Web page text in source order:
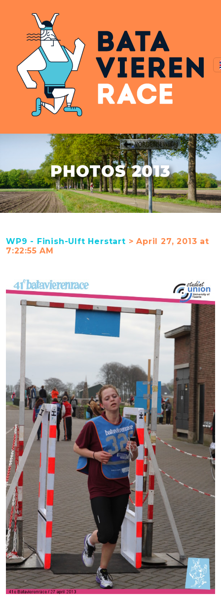
PHOTOS 2013
WP9 - Finish-Ulft Herstart > April 27, 2013 at
7:22:55 AM